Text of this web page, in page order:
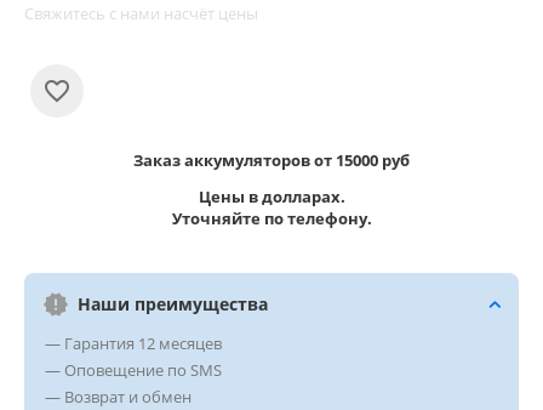
Свяжитесь с нами насчёт цены
Заказ аккумуляторов от 15000 руб
Цены в долларах.
Уточняйте по телефону.
Наши преимущества
— Гарантия 12 месяцев
— Оповещение по SMS
— Возврат и обмен